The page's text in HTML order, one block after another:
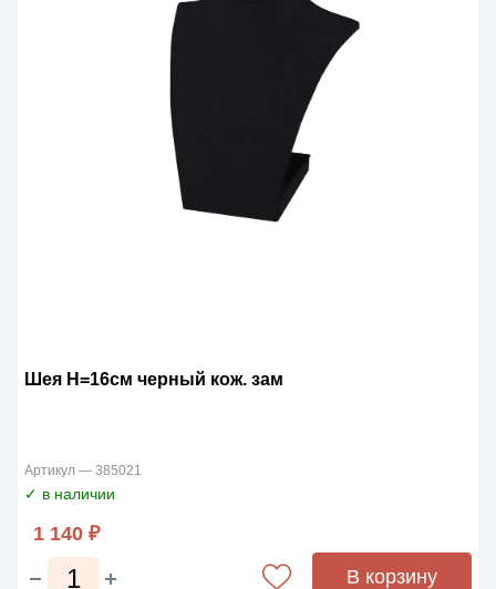
Шея Н=16см черный кож. зам
Артикул — 385021
✓ в наличии
1 140 ₽
В корзину